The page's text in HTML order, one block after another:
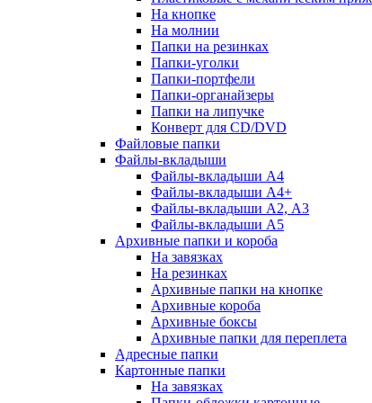
На кнопке
На молнии
Папки на резинках
Папки-уголки
Папки-портфели
Папки-органайзеры
Папки на липучке
Конверт для CD/DVD
Файловые папки
Файлы-вкладыши
Файлы-вкладыши А4
Файлы-вкладыши А4+
Файлы-вкладыши А2, А3
Файлы-вкладыши А5
Архивные папки и короба
На завязках
На резинках
Архивные папки на кнопке
Архивные короба
Архивные боксы
Архивные папки для переплета
Адресные папки
Картонные папки
На завязках